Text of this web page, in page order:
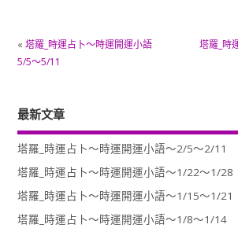
« 塔羅_時運占卜～時運開運小語
5/5～5/11
塔羅_時
最新文章
塔羅_時運占卜～時運開運小語～2/5～2/11
塔羅_時運占卜～時運開運小語～1/22～1/28
塔羅_時運占卜～時運開運小語～1/15～1/21
塔羅_時運占卜～時運開運小語～1/8～1/14